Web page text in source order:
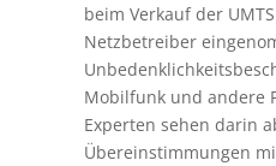
beim Verkauf der
Netzbetreiber
Mobilfunk und andere
Experten sehen darin
Übereinstimmungen